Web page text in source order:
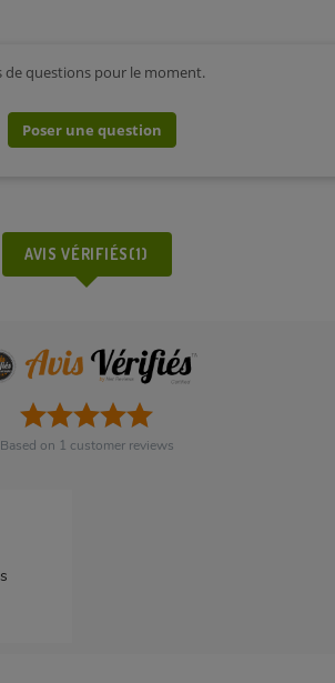
de questions pour le moment.
Poser une question
AVIS VÉRIFIÉS(1)
Based on 1 customer reviews